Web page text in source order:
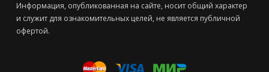
Информация, опубликованная на сайте, носит общий характер
и служит для ознакомительных целей, не является публичной
офертой.